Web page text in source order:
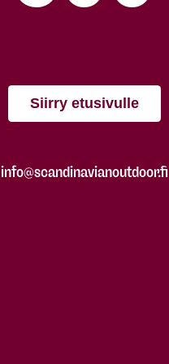
Siirry etusivulle
info@scandinavianoutdoor.fi